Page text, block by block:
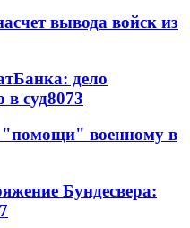
вывода войск из
дело
в суд8073
военному в
Бундесвера: